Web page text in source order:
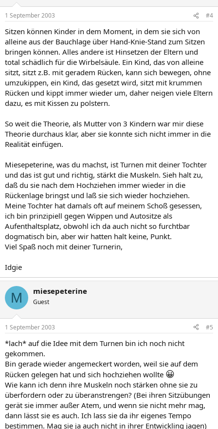
1 September 2003 #4
Sitzen können Kinder in dem Moment, in dem sie sich von
alleine aus der Bauchlage über Hand-Knie-Stand zum Sitzen
bringen können. Alles andere ist Hinsetzen der Eltern und
total schädlich für die Wirbelsäule. Ein Kind, das von alleine
sitzt, sitzt z.B. mit geradem Rücken, kann sich bewegen, ohne
umzukippen, ein Kind, das gesetzt wird, sitzt mit krummen
Rücken und kippt immer wieder um, daher neigen viele Eltern
dazu, es mit Kissen zu polstern.
So weit die Theorie, als Mutter von 3 Kindern war mir diese
Theorie durchaus klar, aber sie konnte sich nicht immer in die
Realität einfügen.
Miesepeterine, was du machst, ist Turnen mit deiner Tochter
und das ist gut und richtig, stärkt die Muskeln. Sieh halt zu,
daß du sie nach dem Hochziehen immer wieder in die
Rückenlage bringst und laß sie sich wieder hochziehen.
Meine Tochter hat damals oft auf meinem Schoß gesessen,
ich bin prinzipiell gegen Wippen und Autositze als
Aufenthaltsplatz, obwohl ich da auch nicht so furchtbar
dogmatisch bin, aber wir hatten halt keine, Punkt.
Viel Spaß noch mit deiner Turnerin,
Idgie
M miesepeterine
Guest
1 September 2003 #5
*lach* auf die Idee mit dem Turnen bin ich noch nicht
gekommen.
Bin gerade wieder angemeckert worden, weil sie auf dem
Rücken gelegen hat und sich hochziehen wollte 😀
Wie kann ich denn ihre Muskeln noch stärken ohne sie zu
überfordern oder zu überanstrengen? (Bei ihren Sitzübungen
gerät sie immer außer Atem, und wenn sie nicht mehr mag,
dann lässt sie es auch. Ich lass sie da ihr eigenes Tempo
bestimmen. Mag sie ja auch nicht in ihrer Entwickling jagen)